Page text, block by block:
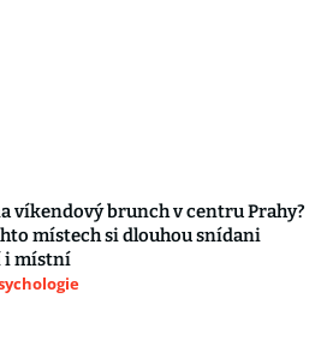
víkendový brunch v centru Prahy?
místech si dlouhou snídani
i místní